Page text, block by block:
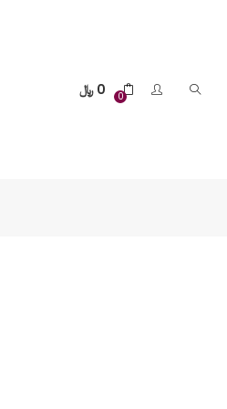
0
0 ﷼